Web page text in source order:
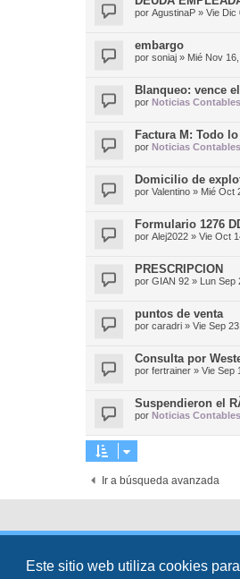
Este sitio web utiliza cookies
por AgustinaP » Vie Dic
embargo
por soniaj » Mié Nov
Blanqueo: vence
por Noticias Contables
Factura M: Todo
por Noticias Contables
Domicilio de
por Valentino » Mié Oct
Formulario 1276
por Alej2022 » Vie Oct
PRESCRIPCION
por GIAN 92 » Lun Sep
puntos de venta
por caradri » Vie Sep
Consulta por
por fertrainer » Vie Sep
Suspendieron el
por Noticias Contables
Ir a búsqueda avanzada
Director:Dr. Sztarkman- Diseñado